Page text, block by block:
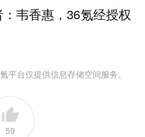
：韦香惠，36氪经授权
平台仅提供信息存储空间服务。
59